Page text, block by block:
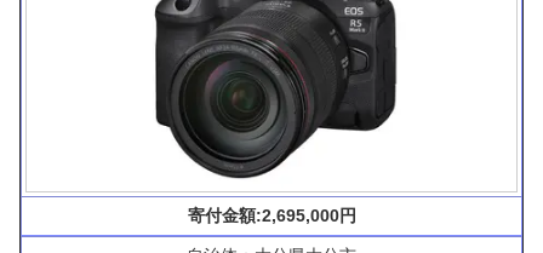
寄付金額:2,695,000円